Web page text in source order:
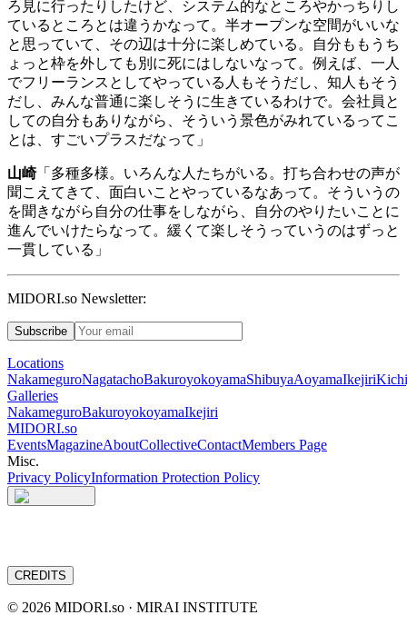
ろ見に行ったりしたけど、システム的なところやかっちりし
ているところとは違うかなって。半オープンな空間がいいな
と思っていて、その辺は十分に楽しめている。自分ももうち
ょっと枠を外しても別に死にはしないなって。例えば、一人
でフリーランスとしてやっている人もそうだし、知人もそう
だし、みんな普通に楽しそうに生きているわけで。会社員と
しての自分もありながら、そういう景色がみれているってこ
とは、すごいプラスだなって」
山崎「多種多様。いろんな人たちがいる。打ち合わせの声が
聞こえてきて、面白いことやっているなあって。そういうの
を聞きながら自分の仕事をしながら、自分のやりたいことに
進んでいけたらなって。緩くて楽しそうっていうのはずっと
一貫している」
MIDORI.so Newsletter:
Subscribe
Locations
NakameguroNagatachoBakuroyokoyamaShibuyaAoyamaIkejiri
Galleries
NakameguroBakuroyokoyamaIkejiri
MIDORI.so
EventsMagazineAboutCollectiveContactMembers Page
Misc.
Privacy PolicyInformation Protection Policy
CREDITS
© 2026 MIDORI.so · MIRAI INSTITUTE